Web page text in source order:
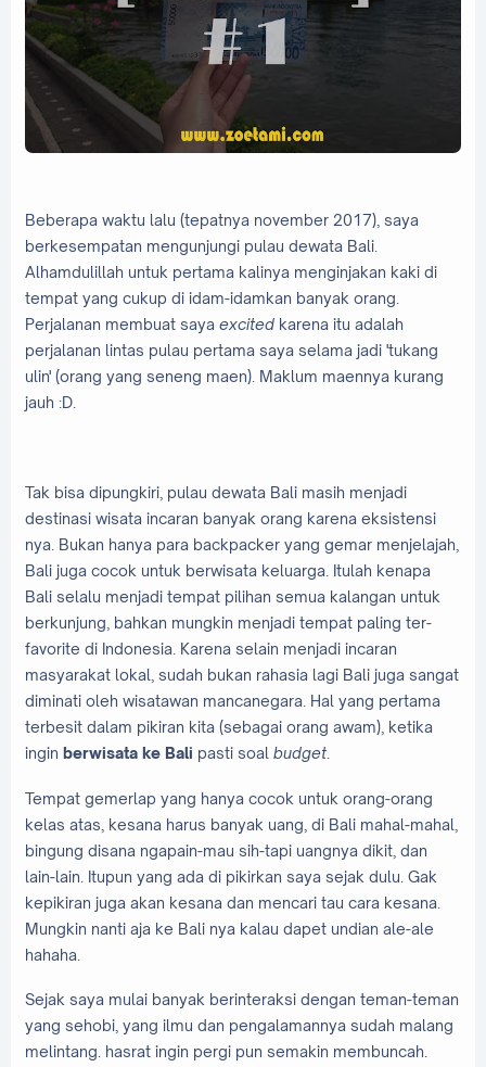
Beberapa waktu lalu (tepatnya november 2017), saya
berkesempatan mengunjungi pulau dewata Bali.
Alhamdulillah untuk pertama kalinya menginjakan kaki di
tempat yang cukup di idam-idamkan banyak orang.
Perjalanan membuat saya excited karena itu adalah
perjalanan lintas pulau pertama saya selama jadi 'tukang
ulin' (orang yang seneng maen). Maklum maennya kurang
jauh :D.
Tak bisa dipungkiri, pulau dewata Bali masih menjadi
destinasi wisata incaran banyak orang karena eksistensi
nya. Bukan hanya para backpacker yang gemar menjelajah,
Bali juga cocok untuk berwisata keluarga. Itulah kenapa
Bali selalu menjadi tempat pilihan semua kalangan untuk
berkunjung, bahkan mungkin menjadi tempat paling ter-
favorite di Indonesia. Karena selain menjadi incaran
masyarakat lokal, sudah bukan rahasia lagi Bali juga sangat
diminati oleh wisatawan mancanegara. Hal yang pertama
terbesit dalam pikiran kita (sebagai orang awam), ketika
ingin berwisata ke Bali pasti soal budget
Tempat gemerlap yang hanya cocok untuk orang-orang
kelas atas, kesana harus banyak uang, di Bali mahal-mahal,
bingung disana ngapain-mau sih-tapi uangnya dikit, dan
lain-lain. Itupun yang ada di pikirkan saya sejak dulu. Gak
kepikiran juga akan kesana dan mencari tau cara kesana.
Mungkin nanti aja ke Bali nya kalau dapet undian ale-ale
hahaha.
Sejak saya mulai banyak berinteraksi dengan teman-teman
yang sehobi, yang ilmu dan pengalamannya sudah malang
melintang. hasrat ingin pergi pun semakin membuncah.